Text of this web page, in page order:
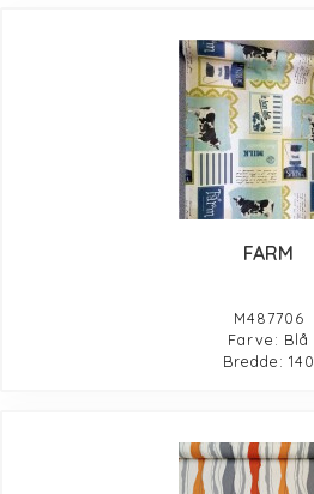
FARM
M487706
Farve: Blå
Bredde: 140